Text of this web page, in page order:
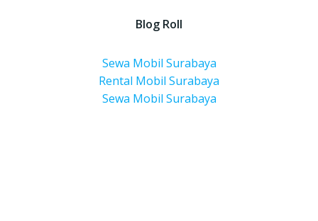
Blog Roll
Sewa Mobil Surabaya
Rental Mobil Surabaya
Sewa Mobil Surabaya